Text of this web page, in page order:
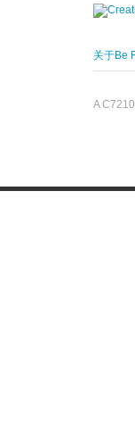
关于Be
A